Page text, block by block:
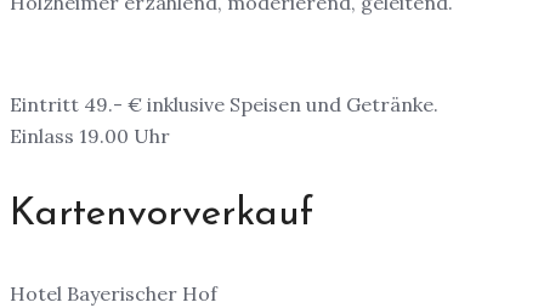
Eintritt 49.- € inklusive Speisen und Getränke.
Einlass 19.00 Uhr
Kartenvorverkauf
Hotel Bayerischer Hof